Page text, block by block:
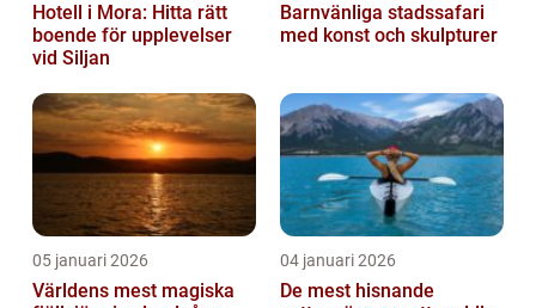
Hotell i Mora: Hitta rätt
boende för upplevelser
vid Siljan
Barnvänliga stadssafari
med konst och skulpturer
05 januari 2026
Världens mest magiska
04 januari 2026
De mest hisnande